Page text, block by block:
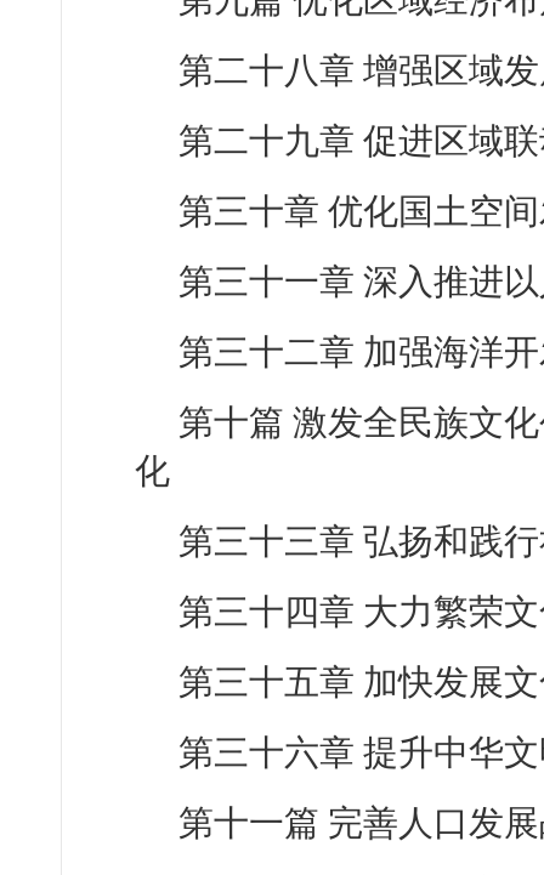
第二十八章 增强区域
第二十九章 促进区域
第三十章 优化国土空
第三十一章 深入推进
第三十二章 加强海洋
第十篇 激发全民族文
化
第三十三章 弘扬和践
第三十四章 大力繁荣
第三十五章 加快发展
第三十六章 提升中华
第十一篇 完善人口发